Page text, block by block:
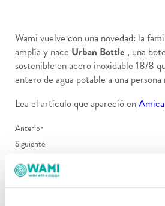
Wami vuelve con una novedad: la
amplía y nace Urban Bottle , una
sostenible en acero inoxidable 18/8
entero de agua potable a una persona
Lea el artículo que apareció en
Anterior
Siguiente